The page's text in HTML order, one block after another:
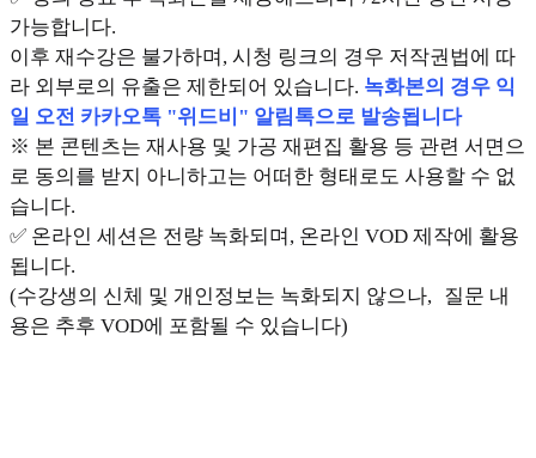
가능합니다.
이후 재수강은 불가하며, 시청 링크의 경우 저작권법에 따
라 외부로의 유출은 제한되어 있습니다. 녹화본의 경우 익
일 오전 카카오톡 "위드비" 알림톡으로 발송됩니다
※ 본 콘텐츠는 재사용 및 가공 재편집 활용 등 관련 서면으
로 동의를 받지 아니하고는 어떠한 형태로도 사용할 수 없
습니다.
✅ 온라인 세션은 전량 녹화되며, 온라인 VOD 제작에 활용
됩니다.
(수강생의 신체 및 개인정보는 녹화되지 않으나, 질문 내
용은 추후 VOD에 포함될 수 있습니다)